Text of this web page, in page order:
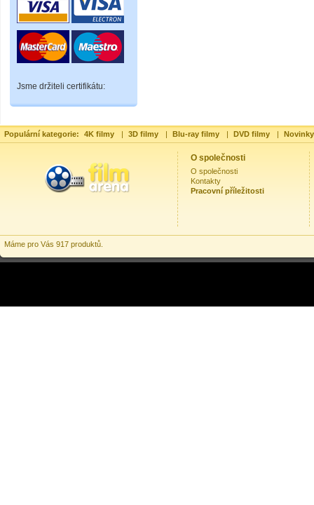
Jsme držiteli certifikátu:
Populární kategorie: 4K filmy | 3D filmy | Blu-ray filmy | DVD filmy |
O společnosti
O společnosti
Kontakty
Pracovní příležitosti
Máme pro Vás 917 produktů.